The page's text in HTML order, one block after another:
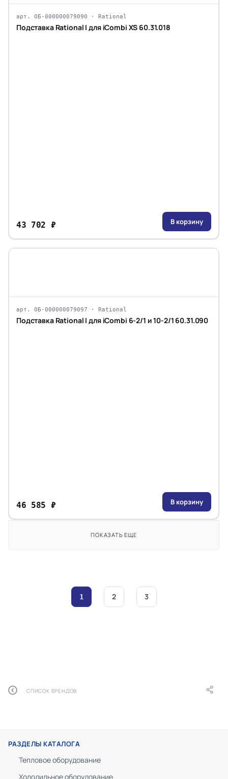
арт. ОБ-000000079090 · Rational
Подставка Rational I для iCombi XS 60.31.018
43 702 ₽ В корзину
арт. ОБ-000000079097 · Rational
Подставка Rational I для iCombi 6-2/1 и 10-2/1 60.31.090
46 585 ₽ В корзину
ПОКАЗАТЬ ЕЩЕ
1 2 3
СПИСОК БРЕНДОВ
РАЗДЕЛЫ КАТАЛОГА
Тепловое оборудование
Холодильное оборудование